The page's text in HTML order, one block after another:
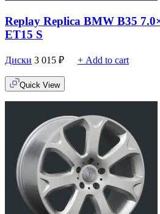
Replay Replica BMW B35
ET15 S
Диски 3 015 ₽ + Add to cart
Quick View